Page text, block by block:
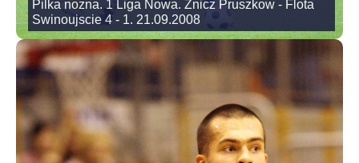
Pilka nozna. 1 Liga Nowa. Znicz Pruszkow - Flota
Swinoujscie 4 - 1. 21.09.2008